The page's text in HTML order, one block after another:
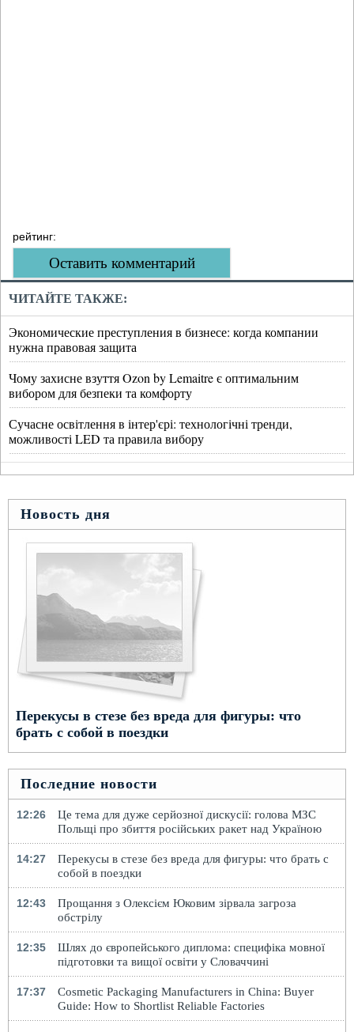
рейтинг:
Оставить комментарий
ЧИТАЙТЕ ТАКЖЕ:
Экономические преступления в бизнесе: когда компании
нужна правовая защита
Чому захисне взуття Ozon by Lemaitre є оптимальним
вибором для безпеки та комфорту
Сучасне освітлення в інтер'єрі: технологічні тренди,
можливості LED та правила вибору
Новость дня
Перекусы в стезе без вреда для фигуры: что
брать с собой в поездки
Последние новости
12:26
Це тема для дуже серйозної дискусії: голова МЗС
Польщі про збиття російських ракет над Україною
14:27
Перекусы в стезе без вреда для фигуры: что брать с
собой в поездки
12:43
Прощання з Олексієм Юковим зірвала загроза
обстрілу
12:35
Шлях до європейського диплома: специфіка мовної
підготовки та вищої освіти у Словаччині
17:37
Cosmetic Packaging Manufacturers in China: Buyer
Guide: How to Shortlist Reliable Factories